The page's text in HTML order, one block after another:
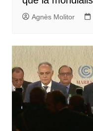
Agnès Molitor